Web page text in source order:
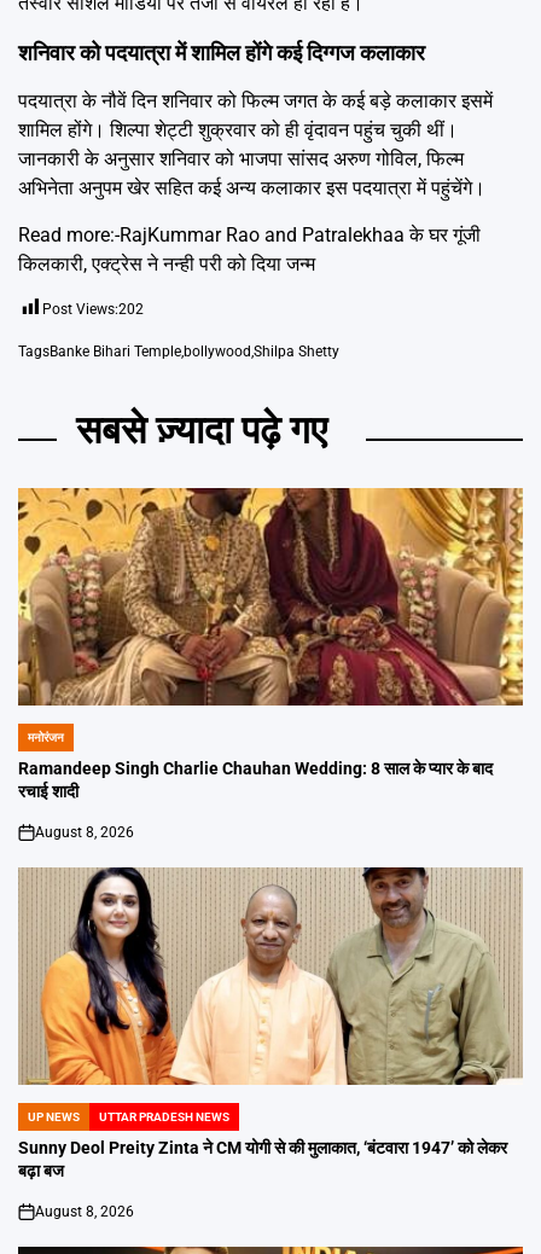
शनिवार को पदयात्रा में शामिल होंगे कई दिग्गज कलाकार
पदयात्रा के नौवें दिन शनिवार को फिल्म जगत के कई बड़े कलाकार इसमें
शामिल होंगे। शिल्पा शेट्टी शुक्रवार को ही वृंदावन पहुंच चुकी थीं।
जानकारी के अनुसार शनिवार को भाजपा सांसद अरुण गोविल, फिल्म
अभिनेता अनुपम खेर सहित कई अन्य कलाकार इस पदयात्रा में पहुंचेंगे।
Read more:-RajKummar Rao and Patralekhaa के घर गूंजी
किलकारी, एक्ट्रेस ने नन्ही परी को दिया जन्म
Post Views:202
TagsBanke Bihari Templebollywood Shilpa Shetty
सबसे ज़्यादा पढ़े गए
POSTED
IN
मनोरंजन
Ramandeep Singh Charlie Chauhan Wedding: 8 साल के प्यार के बाद
रचाई शादी
on
August 8, 2026
POSTED
IN
UP NEWS UTTAR PRADESH NEWS
Sunny Deol Preity Zinta ने CM योगी से की मुलाकात, ‘बंटवारा 1947’ को लेकर
बढ़ा बज
on
August 8, 2026